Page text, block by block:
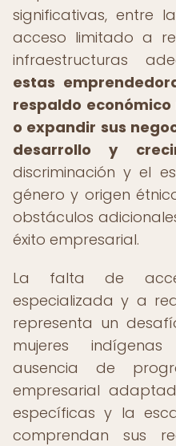
significativas, entre
acceso limitado a
infraestructuras
estas
respaldo
o expandir sus
desarrollo y
discriminación y el
género y origen
obstáculos
éxito empresarial.
La falta de
especializada y a
representa un
mujeres
ausencia de
empresarial
específicas y la
comprendan sus